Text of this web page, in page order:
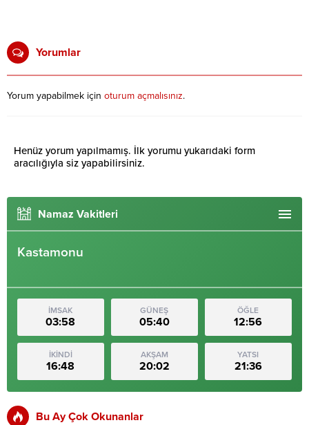
Yorumlar
Yorum yapabilmek için oturum açmalısınız.
Henüz yorum yapılmamış. İlk yorumu yukarıdaki form
aracılığıyla siz yapabilirsiniz.
Namaz Vakitleri
Kastamonu
İMSAK
03:58
GÜNEŞ
05:40
ÖĞLE
12:56
İKİNDİ
16:48
AKŞAM
20:02
YATSI
21:36
Bu Ay Çok Okunanlar